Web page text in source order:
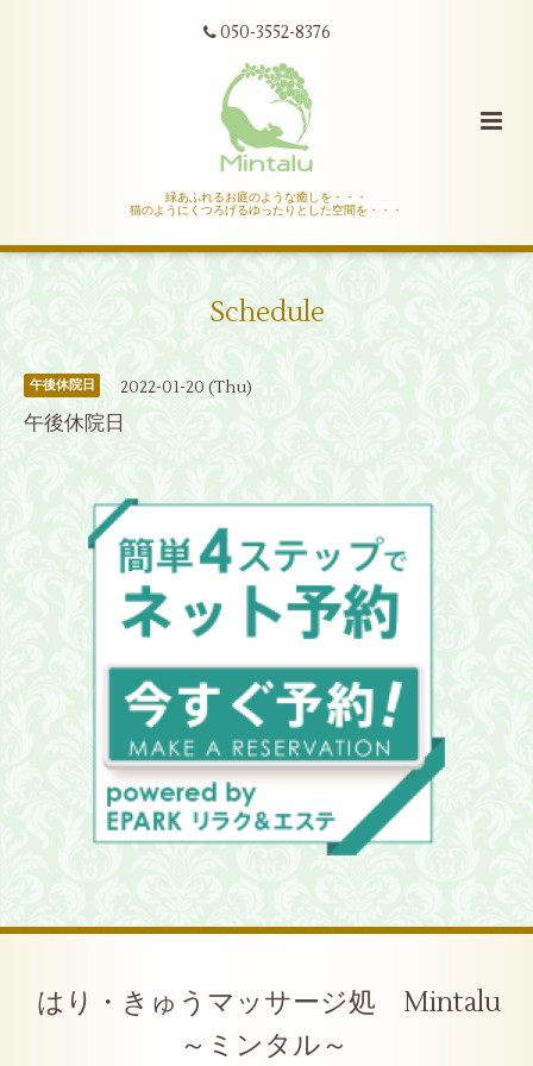
050-3552-8376
緑あふれるお庭のような癒しを・・・
猫のようにくつろげるゆったりとした空間を・・・
Schedule
午後休院日 2022-01-20 (Thu)
午後休院日
はり・きゅうマッサージ処 Mintalu
～ミンタル～